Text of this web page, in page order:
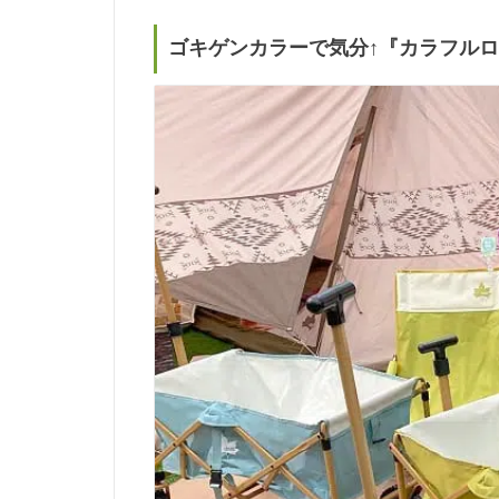
ゴキゲンカラーで気分↑『カラフル